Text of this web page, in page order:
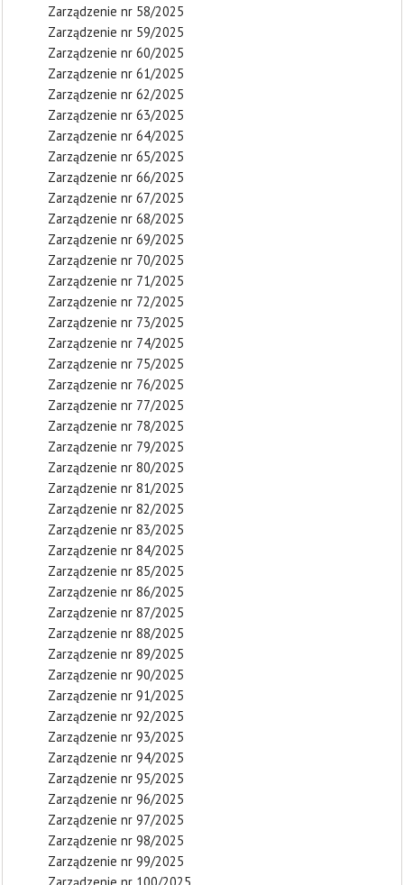
Zarządzenie nr 58/2025
Zarządzenie nr 59/2025
Zarządzenie nr 60/2025
Zarządzenie nr 61/2025
Zarządzenie nr 62/2025
Zarządzenie nr 63/2025
Zarządzenie nr 64/2025
Zarządzenie nr 65/2025
Zarządzenie nr 66/2025
Zarządzenie nr 67/2025
Zarządzenie nr 68/2025
Zarządzenie nr 69/2025
Zarządzenie nr 70/2025
Zarządzenie nr 71/2025
Zarządzenie nr 72/2025
Zarządzenie nr 73/2025
Zarządzenie nr 74/2025
Zarządzenie nr 75/2025
Zarządzenie nr 76/2025
Zarządzenie nr 77/2025
Zarządzenie nr 78/2025
Zarządzenie nr 79/2025
Zarządzenie nr 80/2025
Zarządzenie nr 81/2025
Zarządzenie nr 82/2025
Zarządzenie nr 83/2025
Zarządzenie nr 84/2025
Zarządzenie nr 85/2025
Zarządzenie nr 86/2025
Zarządzenie nr 87/2025
Zarządzenie nr 88/2025
Zarządzenie nr 89/2025
Zarządzenie nr 90/2025
Zarządzenie nr 91/2025
Zarządzenie nr 92/2025
Zarządzenie nr 93/2025
Zarządzenie nr 94/2025
Zarządzenie nr 95/2025
Zarządzenie nr 96/2025
Zarządzenie nr 97/2025
Zarządzenie nr 98/2025
Zarządzenie nr 99/2025